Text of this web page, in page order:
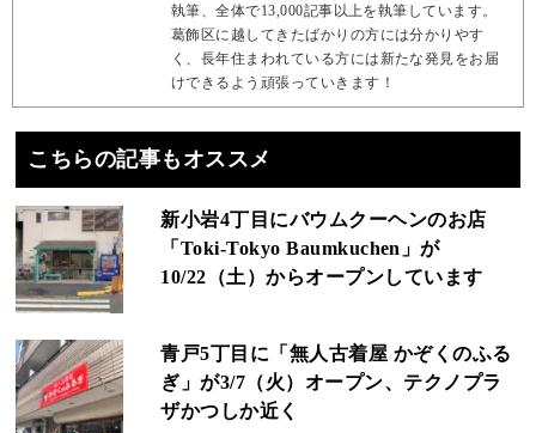
執筆、全体で13,000記事以上を執筆しています。
葛飾区に越してきたばかりの方には分かりやす
く、長年住まわれている方には新たな発見をお届
けできるよう頑張っていきます！
こちらの記事もオススメ
新小岩4丁目にバウムクーヘンのお店
「Toki-Tokyo Baumkuchen」が
10/22（土）からオープンしています
青戸5丁目に「無人古着屋 かぞくのふる
ぎ」が3/7（火）オープン、テクノプラ
ザかつしか近く